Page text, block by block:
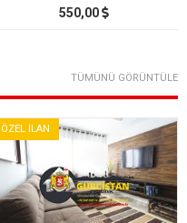
550,00
TÜMÜNÜ GÖRÜNTÜLE
ÖZEL İLAN